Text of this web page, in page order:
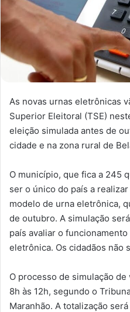
As novas urnas eletrônicas
Superior Eleitoral (TSE)
eleição simulada antes de
cidade e na zona rural de
O município, que fica a 245
ser o único do país a
modelo de urna eletrônica,
de outubro. A simulação
país avaliar o
eletrônica. Os cidadãos não
O processo de simulação
8h às 12h, segundo o
Maranhão. A totalização